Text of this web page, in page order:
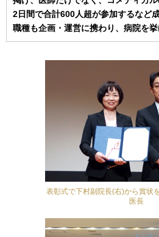
2日間で合計600人超が参加するなど
職種も企画・運営に携わり、病院を挙
表彰式で下村副院長(右)から賞状
医長